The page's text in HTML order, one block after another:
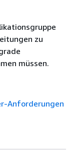
zu
müssen.
Anforderungen